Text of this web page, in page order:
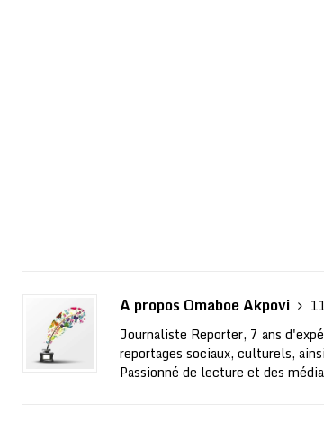
A propos Omaboe Akpovi
Journaliste Reporter, 7 ans
reportages sociaux, culturels,
Passionné de lecture et des